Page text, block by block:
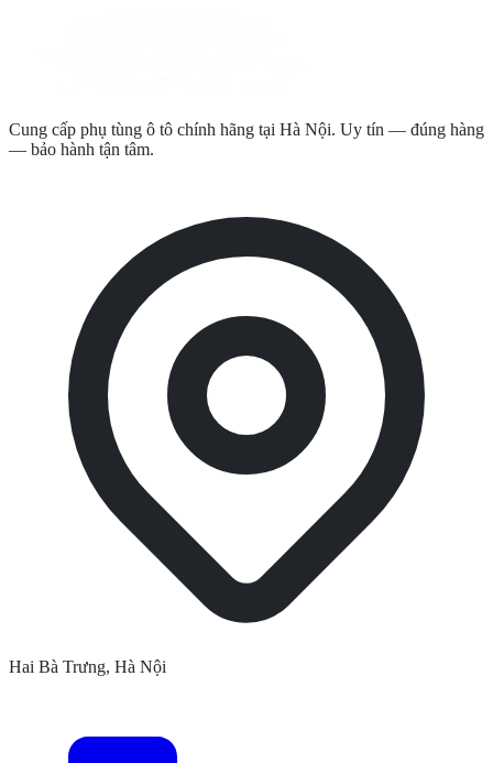
Cung cấp phụ tùng ô tô chính hãng tại Hà Nội. Uy tín — đúng hàng
— bảo hành tận tâm.
Hai Bà Trưng, Hà Nội